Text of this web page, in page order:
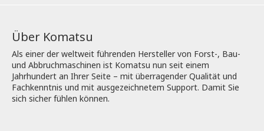
Über Komatsu
Als einer der weltweit führenden Hersteller von Forst-, Bau-
und Abbruchmaschinen ist Komatsu nun seit einem
Jahrhundert an Ihrer Seite – mit überragender Qualität und
Fachkenntnis und mit ausgezeichnetem Support. Damit Sie
sich sicher fühlen können.